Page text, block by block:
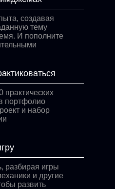
создавая
тему
И пополните
практических
портфолио
и набор
разбирая игры
и другие
развить